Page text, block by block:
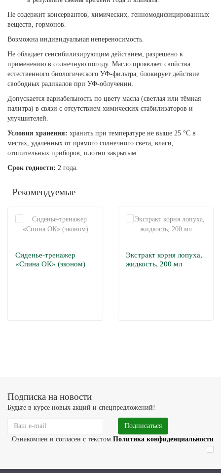
Не содержит консервантов, химических, генномодифицированных
веществ, гормонов.
Возможна индивидуальная непереносимость.
Не обладает сенсибилизирующим действием, разрешено к
применению в солнечную погоду. Масло проявляет свойства
естественного биологического УФ-фильтра, блокирует действие
свободных радикалов при УФ-облучении.
Допускается вариабельность по цвету масла (светлая или тёмная
палитра) в связи с отсутствием химических стабилизаторов и
улучшителей.
Условия хранения: хранить при температуре не выше 25 °С в
местах, удалённых от прямого солнечного света, влаги,
отопительных приборов, плотно закрытым.
Срок годности: 2 года.
Рекомендуемые
Сиденье-тренажер
«Спина ОК» (эконом)
Экстракт корня лопуха,
жидкость, 200 мл
Подписка на новости
Будьте в курсе новых акций и спецпредложений!
Подписаться
Ознакомлен и согласен с текстом Политика конфиденциальности